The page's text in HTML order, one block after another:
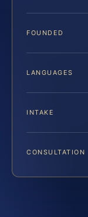
FOUNDED
LANGUAGES
INTAKE
CONSULTATION